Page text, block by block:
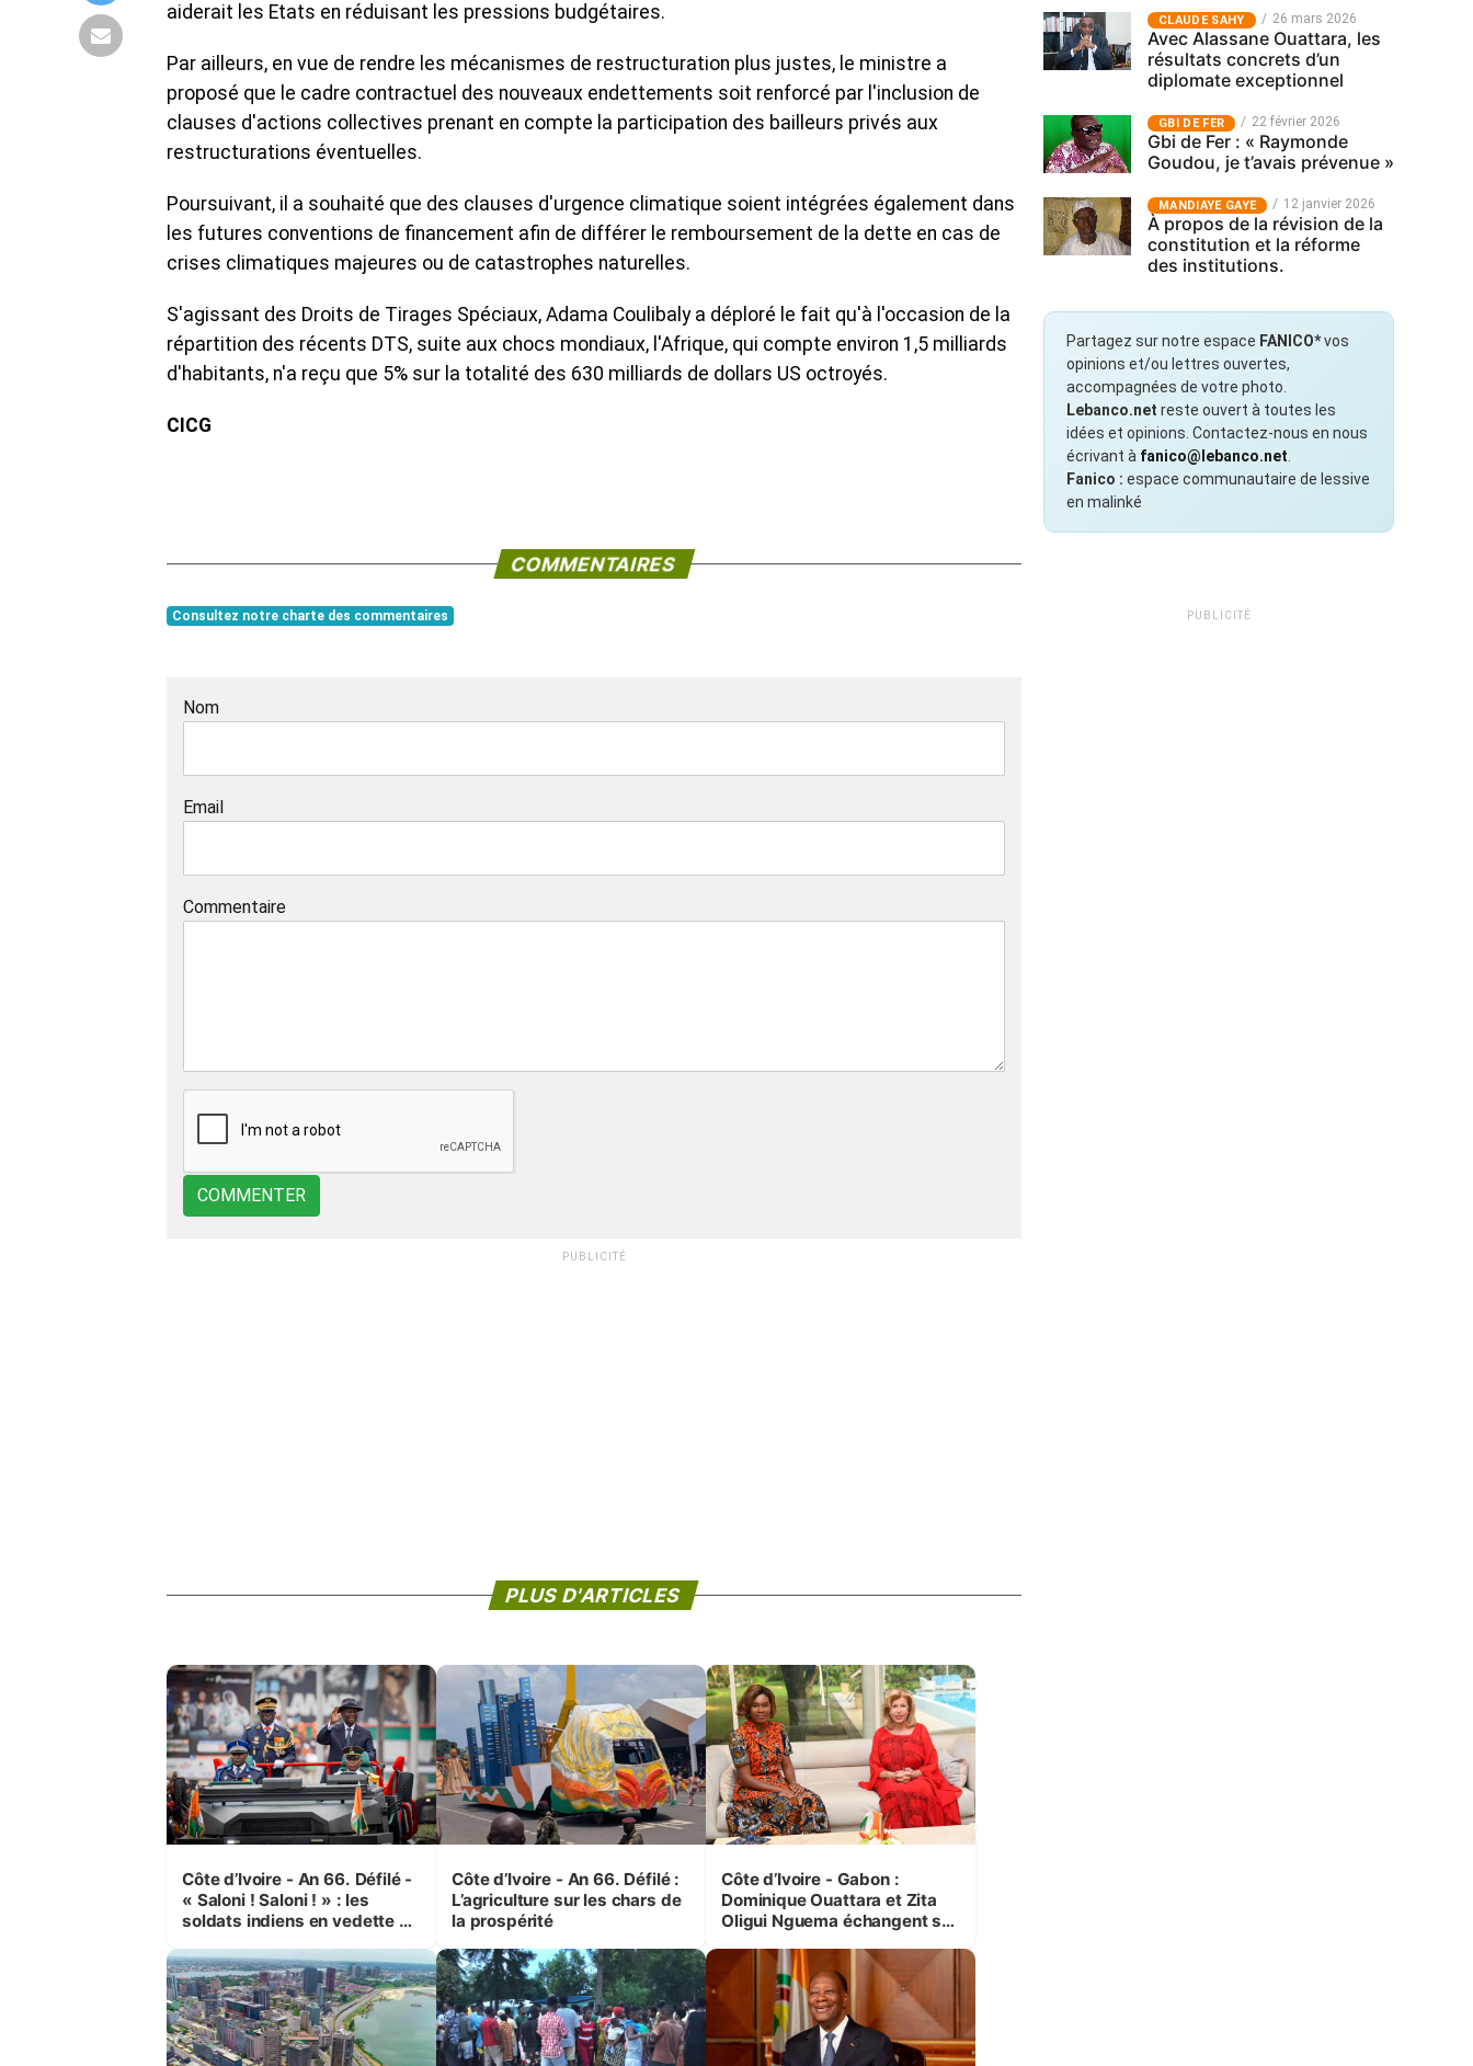
aiderait les Etats en réduisant les pressions budgétaires.
Par ailleurs, en vue de rendre les mécanismes de restructuration plus justes, le ministre a
proposé que le cadre contractuel des nouveaux endettements soit renforcé par l'inclusion de
clauses d'actions collectives prenant en compte la participation des bailleurs privés aux
restructurations éventuelles.
Poursuivant, il a souhaité que des clauses d'urgence climatique soient intégrées également dans
les futures conventions de financement afin de différer le remboursement de la dette en cas de
crises climatiques majeures ou de catastrophes naturelles.
S'agissant des Droits de Tirages Spéciaux, Adama Coulibaly a déploré le fait qu'à l'occasion de la
répartition des récents DTS, suite aux chocs mondiaux, l'Afrique, qui compte environ 1,5 milliards
d'habitants, n'a reçu que 5% sur la totalité des 630 milliards de dollars US octroyés.
CICG
COMMENTAIRES
Consultez notre charte des commentaires
Nom
Email
Commentaire
COMMENTER
PUBLICITÉ
PLUS D'ARTICLES
Côte d’Ivoire - An 66. Défilé -
« Saloni ! Saloni ! » : les
soldats indiens en vedette à
Côte d’Ivoire - An 66. Défilé :
L’agriculture sur les chars de
la prospérité
Côte d’Ivoire - Gabon :
Dominique Ouattara et Zita
Oligui Nguema échangent sur
femmes et des enfants
CLAUDE SAHY 26 mars 2026
Avec Alassane Ouattara, les
résultats concrets d’un
diplomate exceptionnel
GBI DE FER 22 février 2026
Gbi de Fer : « Raymonde
Goudou, je t’avais prévenue »
MANDIAYE GAYE 12 janvier 2026
À propos de la révision de la
constitution et la réforme
des institutions.
Partagez sur notre espace FANICO*vos
opinions et/ou lettres ouvertes,
accompagnées de votre photo.
Lebanco.net reste ouvert à toutes les
idées et opinions. Contactez-nous en nous
écrivant à fanico@lebanco.net
Fanico : espace communautaire de lessive
en malinké
PUBLICITÉ